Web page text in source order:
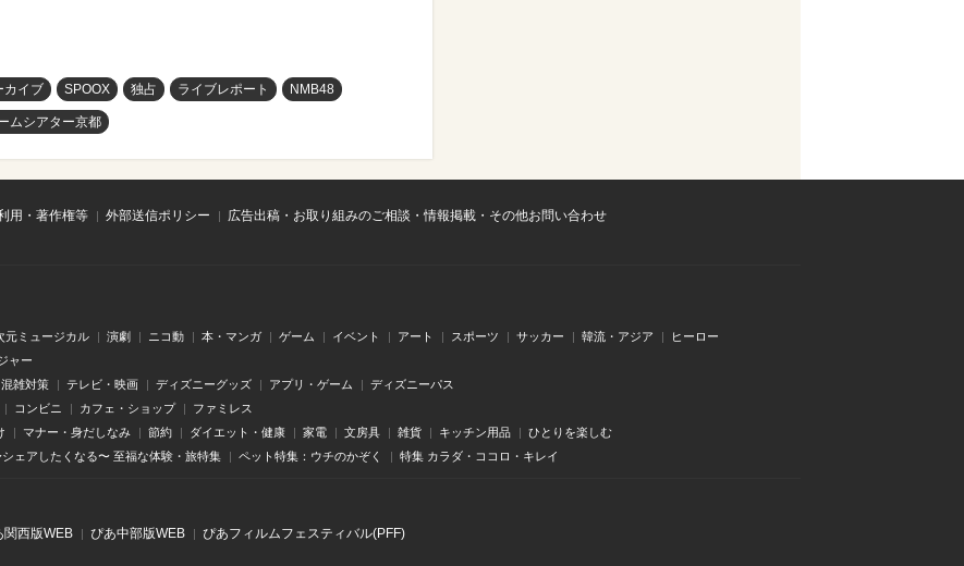
カイブ SPOOX 独占 ライブレポート NMB48
ムシアター京都
用・著作権等 外部送信ポリシー
広告出稿・お取り組みのご相談・情報掲載・その他お問い合わせ
元ミュージカル 演劇 ニコ動 本・マンガ ゲーム イベント アート スポーツ サッカー 韓流・アジア ヒーロー
ャー
混雑対策 テレビ・映画 ディズニーグッズ アプリ・ゲーム ディズニーパス
コンビニ カフェ・ショップ ファミレス
マナー・身だしなみ 節約 ダイエット・健康 家電 文房具 雑貨 キッチン用品 ひとりを楽しむ
シェアしたくなる〜 至福な体験・旅特集 ペット特集：ウチのかぞく 特集 カラダ・ココロ・キレイ
関⻄版WEB ぴあ中部版WEB ぴあフィルムフェスティバル(PFF)